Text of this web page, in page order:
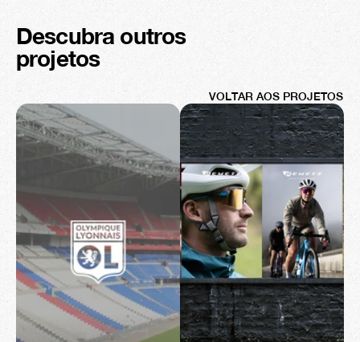
Descubra outros
projetos
VOLTAR AOS PROJETOS